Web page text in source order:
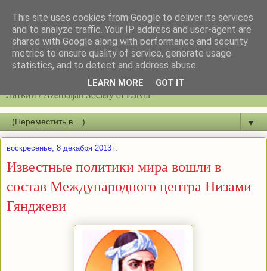
Latvijas azerbaidžāņu biedrību / Общество азербайджанцев
Латвии / Azerbaijan Society of Latvia
▼
воскресенье, 8 декабря 2013 г.
Известные политики мира вошли в
состав Международного центра Низами
Гянджеви
This site uses cookies from Google to deliver its services
and to analyze traffic. Your IP address and user-agent are
shared with Google along with performance and security
metrics to ensure quality of service, generate usage
statistics, and to detect and address abuse.
LEARN MORE GOT IT